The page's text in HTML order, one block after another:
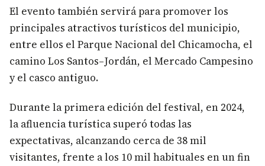
El evento también servirá para promover los
principales atractivos turísticos del municipio,
entre ellos el Parque Nacional del Chicamocha, el
camino Los Santos–Jordán, el Mercado Campesino
y el casco antiguo.
Durante la primera edición del festival, en 2024,
la afluencia turística superó todas las
expectativas, alcanzando cerca de 38 mil
visitantes, frente a los 10 mil habituales en un fin